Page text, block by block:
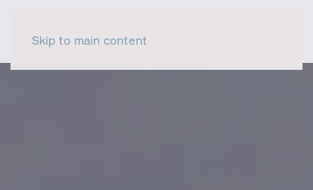
Skip to main content